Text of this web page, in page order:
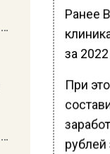
Ранее
за
При
рублей